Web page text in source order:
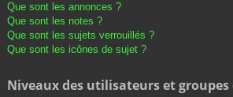
Que sont les annonces ?
Que sont les notes ?
Que sont les sujets verrouillés ?
Que sont les icônes de sujet ?
Niveaux des utilisateurs et